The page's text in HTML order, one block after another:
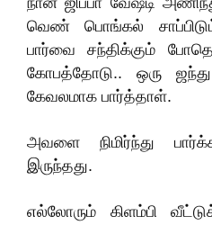
வெண் பொங்கல்
பார்வை சந்திக்கும்
கோபத்தோடு.. ஒரு
கேவலமாக பார்த்தாள்.
அவளை நிமிர்ந்து
இருந்தது.
எல்லோரும் கிளம்பி